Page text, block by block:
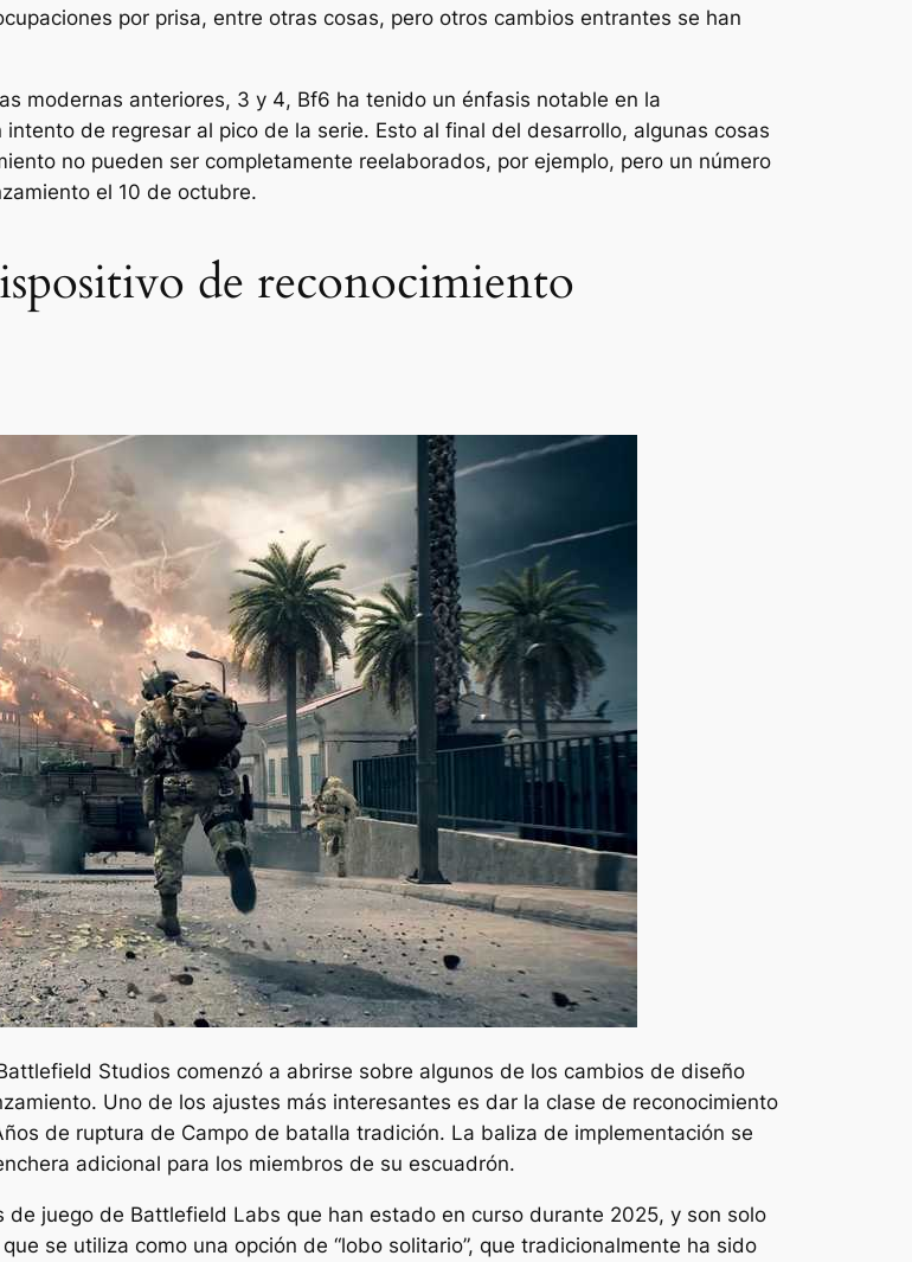
por prisa, entre otras cosas, pero otros cambios entrantes se han
modernas anteriores, 3 y 4, Bf6 ha tenido un énfasis notable en la
de regresar al pico de la serie. Esto al final del desarrollo, algunas cosas
no pueden ser completamente reelaborados, por ejemplo, pero un número
el 10 de octubre.
de reconocimiento
Studios comenzó a abrirse sobre algunos de los cambios de diseño
Uno de los ajustes más interesantes es dar la clase de reconocimiento
de ruptura de Campo de batalla tradición. La baliza de implementación se
adicional para los miembros de su escuadrón.
juego de Battlefield Labs que han estado en curso durante 2025, y son solo
se utiliza como una opción de “lobo solitario”, que tradicionalmente ha sido